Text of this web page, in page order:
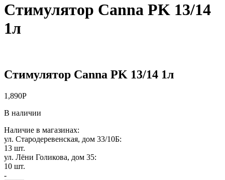
Стимулятор Canna PK 13/14
1л
Стимулятор Canna PK 13/14 1л
1,890Р
В наличии
Наличие в магазинах:
ул. Стародеревенская, дом 33/10Б:
13 шт.
ул. Лёни Голикова, дом 35:
10 шт.
-